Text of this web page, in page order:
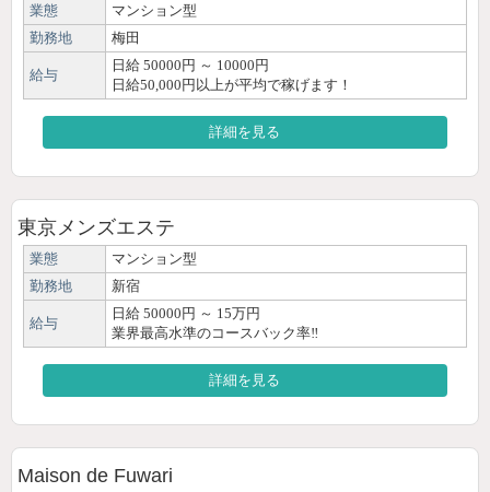
業態
マンション型
勤務地
梅田
給与
日給 50000円 ～ 10000円
日給50,000円以上が平均で稼げます！
詳細を見る
東京メンズエステ
業態
マンション型
勤務地
新宿
給与
日給 50000円 ～ 15万円
業界最高水準のコースバック率‼
詳細を見る
Maison de Fuwari